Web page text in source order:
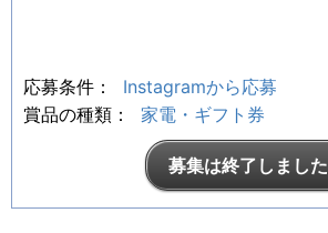
応募条件：
Instagramから応募
賞品の種類：
家電・ギフト券
募集は終了しました